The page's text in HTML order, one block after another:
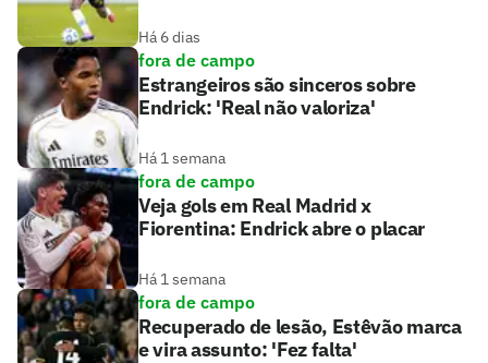
Há 6 dias
fora de campo
Estrangeiros são sinceros sobre
Endrick: 'Real não valoriza'
Há 1 semana
fora de campo
Veja gols em Real Madrid x
Fiorentina: Endrick abre o placar
Há 1 semana
fora de campo
Recuperado de lesão, Estêvão marca
e vira assunto: 'Fez falta'